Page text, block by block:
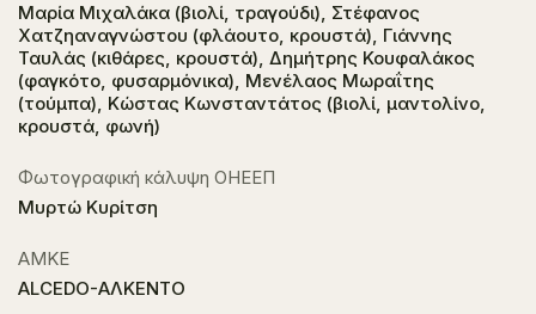
Μαρία Μιχαλάκα (βιολί, τραγούδι), Στέφανος
Χατζηαναγνώστου (φλάουτο, κρουστά), Γιάννης
Ταυλάς (κιθάρες, κρουστά), Δημήτρης Κουφαλάκος
(φαγκότο, φυσαρμόνικα), Μενέλαος Μωραΐτης
(τούμπα), Κώστας Κωνσταντάτος (βιολί, μαντολίνο,
κρουστά, φωνή)
Φωτογραφική κάλυψη ΟΗΕΕΠ
Μυρτώ Κυρίτση
ΑΜΚΕ
ALCEDO-ΑΛΚΕΝΤΟ